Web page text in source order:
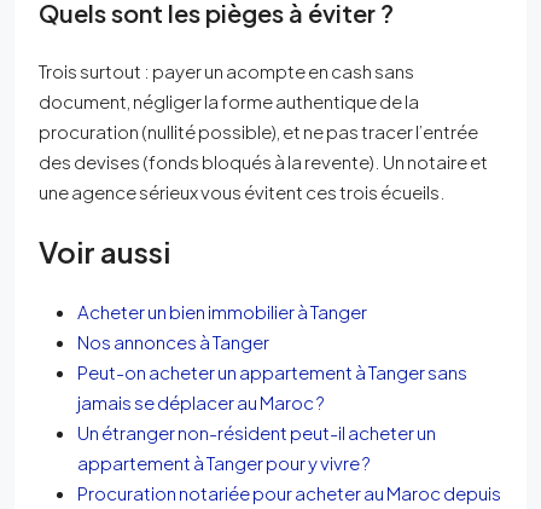
Quels sont les pièges à éviter ?
Trois surtout : payer un acompte en cash sans
document, négliger la forme authentique de la
procuration (nullité possible), et ne pas tracer l’entrée
des devises (fonds bloqués à la revente). Un notaire et
une agence sérieux vous évitent ces trois écueils.
Voir aussi
Acheter un bien immobilier à Tanger
Nos annonces à Tanger
Peut-on acheter un appartement à Tanger sans
jamais se déplacer au Maroc ?
Un étranger non-résident peut-il acheter un
appartement à Tanger pour y vivre ?
Procuration notariée pour acheter au Maroc depuis